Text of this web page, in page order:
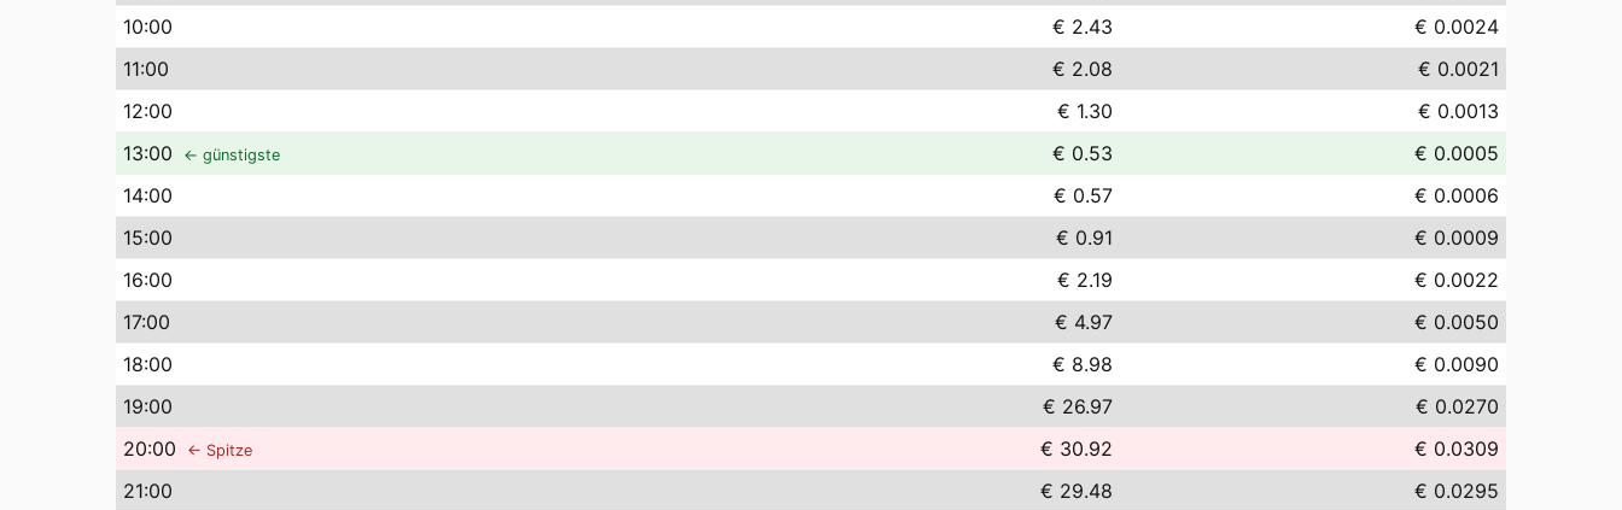
10:00 € 2.43
€ 0.0024
11:00 € 2.08
€ 0.0021
12:00 € 1.30
€ 0.0013
13:00 ← günstigste € 0.53
€ 0.0005
14:00 € 0.57
€ 0.0006
15:00 € 0.91
€ 0.0009
16:00 € 2.19
€ 0.0022
17:00 € 4.97
€ 0.0050
18:00 € 8.98
€ 0.0090
19:00 € 26.97
€ 0.0270
20:00 ← Spitze € 30.92
€ 0.0309
21:00 € 29.48
€ 0.0295